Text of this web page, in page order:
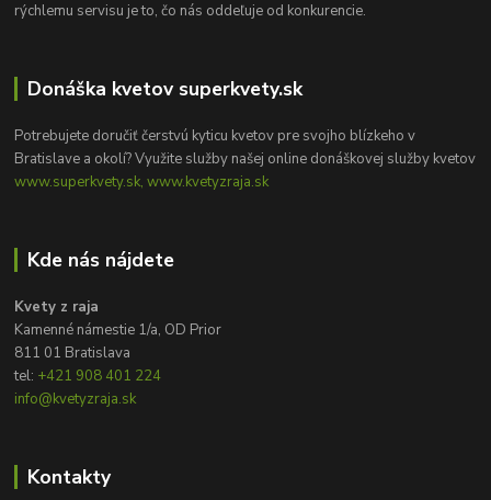
rýchlemu servisu je to, čo nás oddeľuje od konkurencie.
Donáška kvetov superkvety.sk
Potrebujete doručiť čerstvú kyticu kvetov pre svojho blízkeho v
Bratislave a okolí? Využite služby našej online donáškovej služby kvetov
www.superkvety.sk, www.kvetyzraja.sk
Kde nás nájdete
Kvety z raja
Kamenné námestie 1/a, OD Prior
811 01 Bratislava
tel: +421 908 401 224
info@kvetyzraja.sk
Kontakty